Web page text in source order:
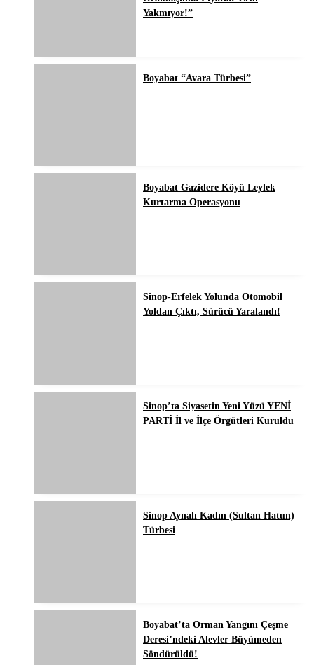
Yakmıyor!”
Boyabat “Avara Türbesi”
Boyabat Gazidere Köyü Leylek
Kurtarma Operasyonu
Sinop-Erfelek Yolunda Otomobil
Yoldan Çıktı, Sürücü Yaralandı!
Sinop’ta Siyasetin Yeni Yüzü YENİ
PARTİ İl ve İlçe Örgütleri Kuruldu
Sinop Aynalı Kadın (Sultan Hatun)
Türbesi
Boyabat’ta Orman Yangını Çeşme
Deresi’ndeki Alevler Büyümeden
Söndürüldü!